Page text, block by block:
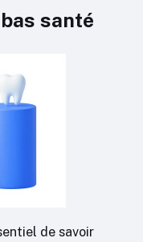
santé
de savoir